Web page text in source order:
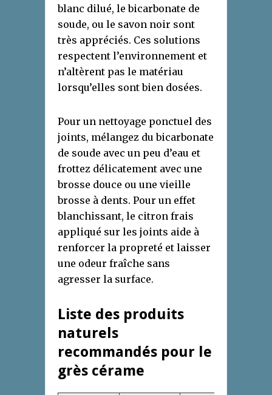
blanc dilué, le bicarbonate de
soude, ou le savon noir sont
très appréciés. Ces solutions
respectent l’environnement et
n’altèrent pas le matériau
lorsqu’elles sont bien dosées.
Pour un nettoyage ponctuel des
joints, mélangez du bicarbonate
de soude avec un peu d’eau et
frottez délicatement avec une
brosse douce ou une vieille
brosse à dents. Pour un effet
blanchissant, le citron frais
appliqué sur les joints aide à
renforcer la propreté et laisser
une odeur fraîche sans
agresser la surface.
Liste des produits
naturels
recommandés pour le
grès cérame